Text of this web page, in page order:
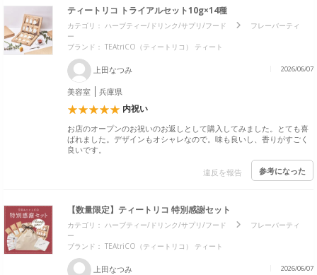
ティートリコ トライアルセット10g×14種
カテゴリ： ハーブティー/ドリンク/サプリ/フード
フレーバーティ
ー
ブランド： TEAtriCO（ティートリコ） ティート
上田なつみ 2026/06/07
美容室 兵庫県
内祝い
お店のオープンのお祝いのお返しとして購入してみました。とても喜
ばれました。デザインもオシャレなので。味も良いし、香りがすごく
良いです。
違反を報告 参考になった
【数量限定】ティートリコ 特別感謝セット
カテゴリ： ハーブティー/ドリンク/サプリ/フード
フレーバーティ
ー
ブランド： TEAtriCO（ティートリコ） ティート
上田なつみ 2026/06/07